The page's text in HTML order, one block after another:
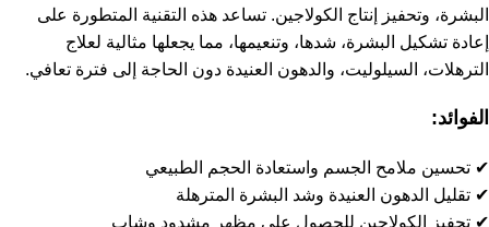
البشرة، وتحفيز إنتاج الكولاجين. تساعد هذه التقنية المتطورة على
إعادة تشكيل البشرة، شدها، وتنعيمها، مما يجعلها مثالية لعلاج
الترهلات، السيلوليت، والدهون العنيدة دون الحاجة إلى فترة تعافي.
الفوائد:
✔ تحسين ملامح الجسم واستعادة الحجم الطبيعي
✔ تقليل الدهون العنيدة وشد البشرة المترهلة
✔ تحفيز الكولاجين للحصول على مظهر مشدود وشاب